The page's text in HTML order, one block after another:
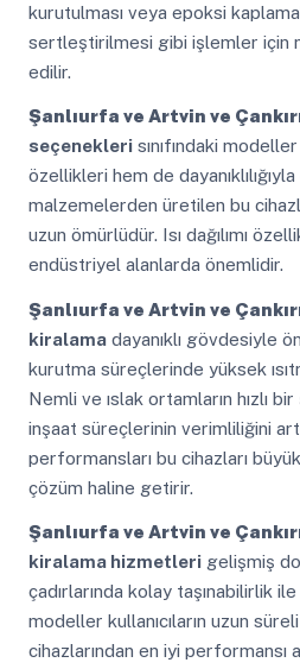
kurutulması veya epoksi
sertleştirilmesi gibi işlemler için
edilir.
Şanlıurfa ve Artvin ve
seçeneklerisınıfındaki
özellikleri hem de
malzemelerden üretilen bu
uzun ömürlüdür. Isı dağılımı
endüstriyel alanlarda önemlidir.
Şanlıurfa ve Artvin ve
kiralamadayanıklı gövdesiyle
kurutma süreçlerinde yüksek
Nemli ve ıslak ortamların hızlı
inşaat süreçlerinin verimliliğini
performansları bu cihazları
çözüm haline getirir.
Şanlıurfa ve Artvin ve
kiralama hizmetlerigelişmiş
çadırlarında kolay taşınabilirlik
modeller kullanıcıların uzun
cihazlarından en iyi performansı